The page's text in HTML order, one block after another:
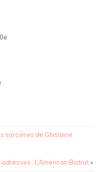
sorcières de Ghislaine
: L’American Bistrot»